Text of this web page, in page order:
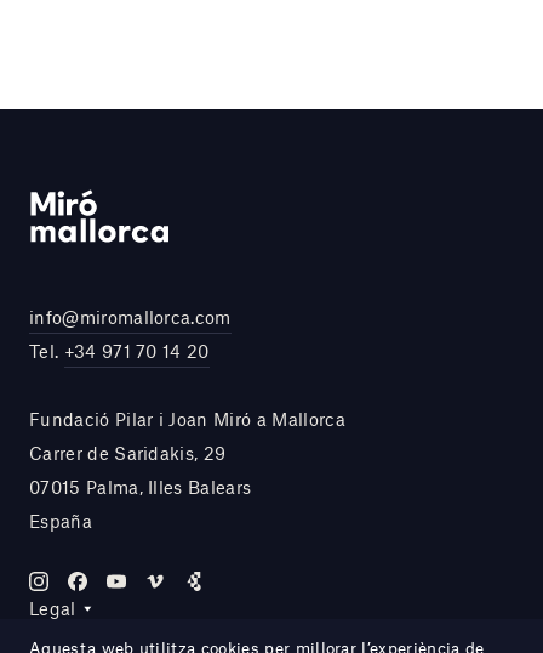
info@miromallorca.com
Tel. +34 971 70 14 20
Fundació Pilar i Joan Miró a Mallorca
Carrer de Saridakis, 29
07015 Palma, Illes Balears
España
Legal
Aquesta web utilitza cookies per millorar l’experiència de